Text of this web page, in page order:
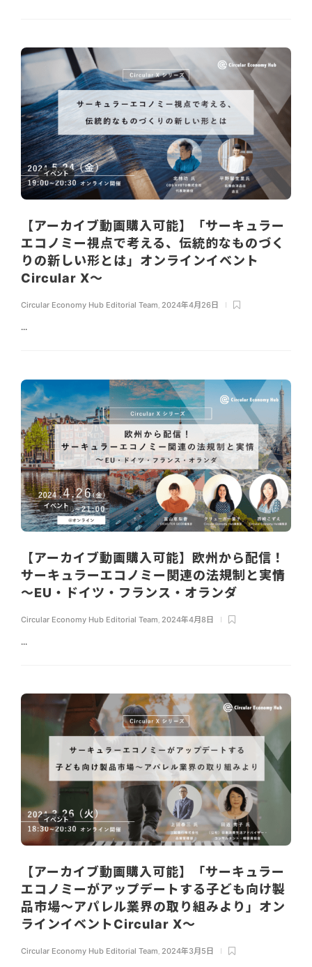
イベント
【アーカイブ動画購入可能】「サーキュラー
エコノミー視点で考える、伝統的なものづく
りの新しい形とは」オンラインイベント
Circular X〜
Circular Economy Hub Editorial Team, 2024年4月26日
...
イベント
【アーカイブ動画購入可能】欧州から配信！
サーキュラーエコノミー関連の法規制と実情
～EU・ドイツ・フランス・オランダ
Circular Economy Hub Editorial Team, 2024年4月8日
...
イベント
【アーカイブ動画購入可能】「サーキュラー
エコノミーがアップデートする子ども向け製
品市場〜アパレル業界の取り組みより」オン
ラインイベントCircular X〜
Circular Economy Hub Editorial Team, 2024年3月5日